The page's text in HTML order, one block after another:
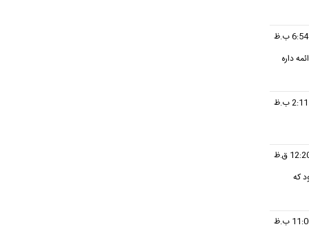
داره
که